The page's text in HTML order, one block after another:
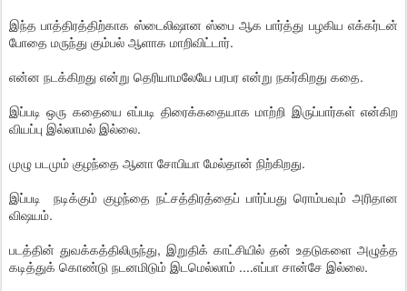
இந்த பாத்திரத்திற்காக ஸ்டைலிஷான ஸ்பை ஆக பார்த்து பழகிய எக்கர்டன்
போதை மருந்து கும்பல் ஆளாக மாறிவிட்டார்.
என்ன நடக்கிறது என்று தெரியாமலேயே பரபர என்று நகர்கிறது கதை.
இப்படி ஒரு கதையை எப்படி திரைக்கதையாக மாற்றி இருப்பார்கள் என்கிற
வியப்பு இல்லாமல் இல்லை.
முழு படமும் குழந்தை ஆனா சோபியா மேல்தான் நிற்கிறது.
இப்படி நடிக்கும் குழந்தை நட்சத்திரத்தைப் பார்ப்பது ரொம்பவும் அரிதான
விஷயம்.
படத்தின் துவக்கத்திலிருந்து, இறுதிக் காட்சியில் தன் உதடுகளை அழுத்த
கடித்துக் கொண்டு நடனமிடும் இடமெல்லாம் ....எப்பா சான்சே இல்லை.